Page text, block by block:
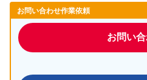
お問い合わせ作業依頼
お問い